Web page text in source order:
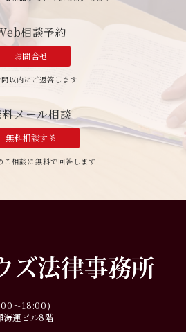
相談予約
お問合せ
以内にご返答します
メール相談
無料相談する
ご相談に無料で回答します
～18:00)
海運ビル8階